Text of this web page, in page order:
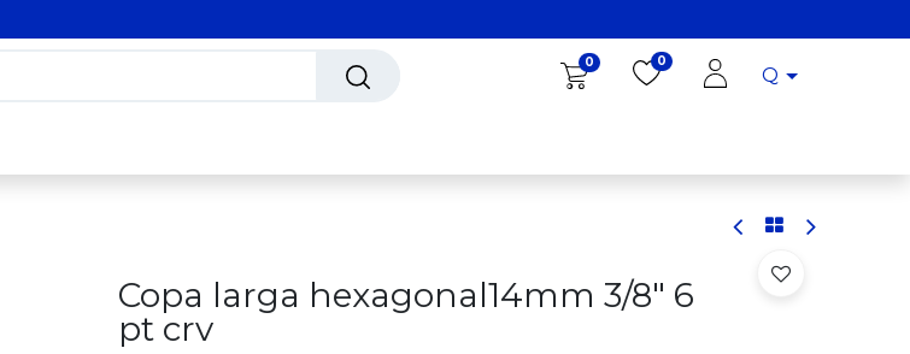
0 0
Q
Copa larga hexagonal14mm 3/8" 6
pt crv